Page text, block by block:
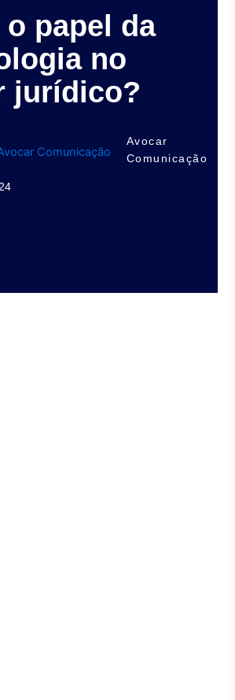
o papel da
no
jurídico?
Avocar
Comunicação